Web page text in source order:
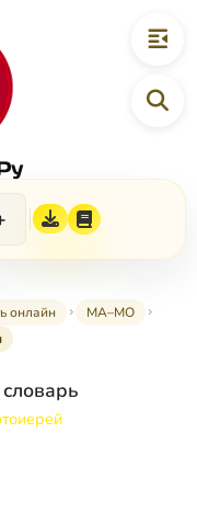
онлайн
МА–МО